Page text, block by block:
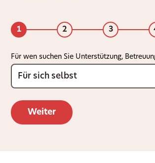
1 2 3
Für wen suchen Sie Unterstützung,